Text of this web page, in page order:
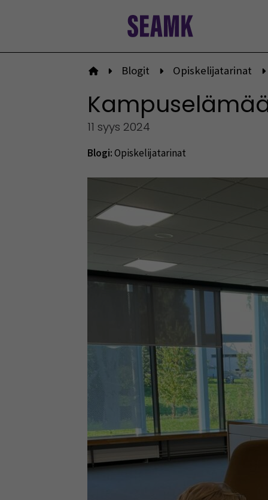
Etusivulle
Blogit Opiskelijatarinat
11 syys 2024
Blogi:Opiskelijatarinat